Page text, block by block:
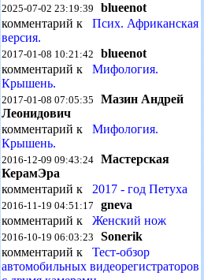
2025-07-02 23:19:39 blueenot
комментарий к Псих. Африканская
версия.
2017-01-08 10:21:42 blueenot
комментарий к Мифология.
Крышень.
2017-01-08 07:05:35 Мазин Андрей
Леонидович
комментарий к Мифология.
Крышень.
2016-12-09 09:43:24 Мастерская
КерамЭра
комментарий к 2017 - год Петуха
2016-11-19 04:51:17 gneva
комментарий к Женский нож
2016-10-19 06:03:23 Sonerik
комментарий к Тест-обзор
автомобильных видеорегистраторов